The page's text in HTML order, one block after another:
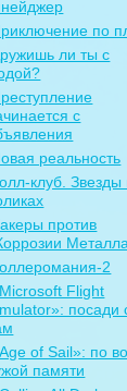
по
ли ты с
с
реальность
клуб. Звезды
против
2
Flight
посади
of Sail»: по
памяти